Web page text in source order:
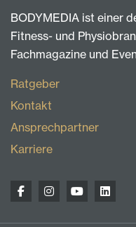
BODYMEDIA ist einer
Fitness- und
Fachmagazine und
Ratgeber
Kontakt
Ansprechpartner
Karriere